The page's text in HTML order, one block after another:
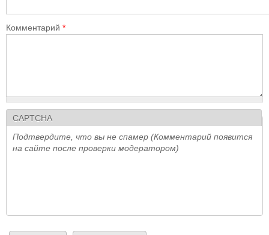
Комментарий *
CAPTCHA
Подтвердите, что вы не спамер (Комментарий появится
на сайте после проверки модератором)